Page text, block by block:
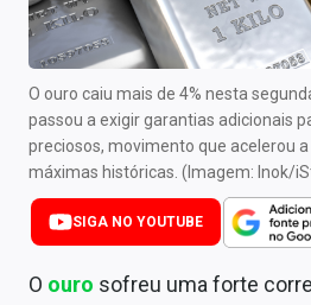
Central de Dividendos
Central de Fundos Imobiliários
Central dos IPOs
Renda Fixa
Finanças Pessoais
O ouro caiu mais de 4% nesta
passou a exigir garantias adicionais
preciosos, movimento que acelerou
máximas históricas. (Imagem: Inok/
SIGA NO YOUTUBE
O ouro sofreu uma forte